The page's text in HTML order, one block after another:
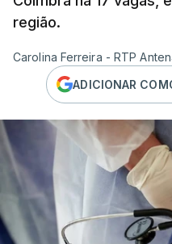
região.
Carolina Ferreira - RTP
ADICIONAR